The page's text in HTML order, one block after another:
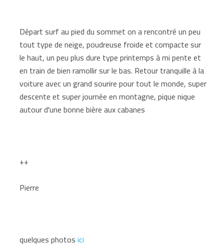
Départ surf au pied du sommet on a rencontré un peu
tout type de neige, poudreuse froide et compacte sur
le haut, un peu plus dure type printemps à mi pente et
en train de bien ramollir sur le bas. Retour tranquille à la
voiture avec un grand sourire pour tout le monde, super
descente et super journée en montagne, pique nique
autour d'une bonne bière aux cabanes
++
Pierre
quelques photosici